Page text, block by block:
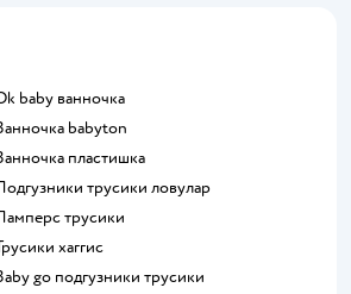
ok baby ванночка
ванночка babyton
ванночка пластишка
подгузники трусики ловулар
памперс трусики
трусики хаггис
baby go подгузники трусики